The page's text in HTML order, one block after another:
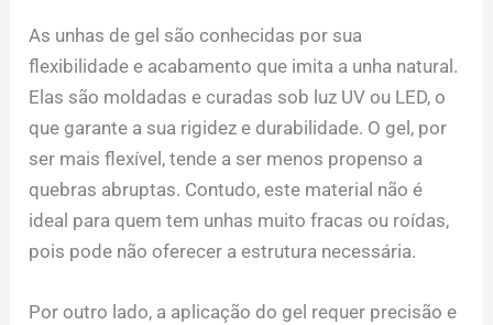
As unhas de gel são conhecidas por sua
flexibilidade e acabamento que imita a unha natural.
Elas são moldadas e curadas sob luz UV ou LED, o
que garante a sua rigidez e durabilidade. O gel, por
ser mais flexível, tende a ser menos propenso a
quebras abruptas. Contudo, este material não é
ideal para quem tem unhas muito fracas ou roídas,
pois pode não oferecer a estrutura necessária.
Por outro lado, a aplicação do gel requer precisão e